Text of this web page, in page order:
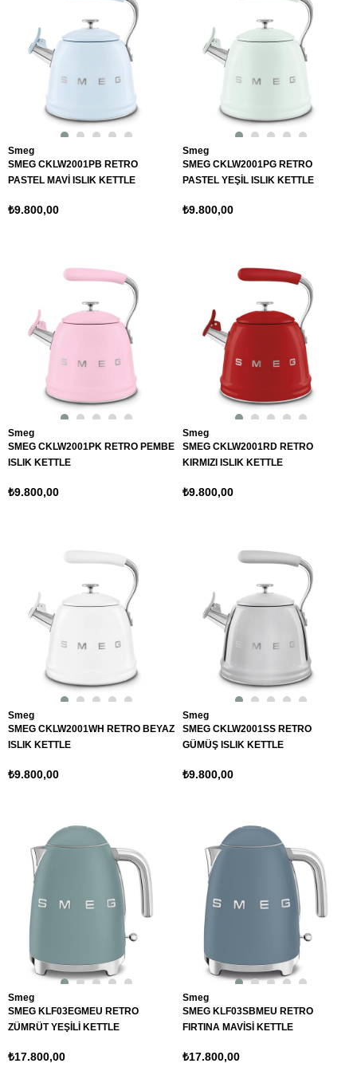
Smeg
SMEG CKLW2001PB RETRO
PASTEL MAVİ ISLIK KETTLE
₺9.800,00
Smeg
SMEG CKLW2001PG RETRO
PASTEL YEŞİL ISLIK KETTLE
₺9.800,00
Smeg
SMEG CKLW2001PK RETRO PEMBE
ISLIK KETTLE
₺9.800,00
Smeg
SMEG CKLW2001RD RETRO
KIRMIZI ISLIK KETTLE
₺9.800,00
Smeg
SMEG CKLW2001WH RETRO BEYAZ
ISLIK KETTLE
₺9.800,00
Smeg
SMEG CKLW2001SS RETRO
GÜMÜŞ ISLIK KETTLE
₺9.800,00
Smeg
SMEG KLF03EGMEU RETRO
ZÜMRÜT YEŞİLİ KETTLE
₺17.800,00
Smeg
SMEG KLF03SBMEU RETRO
FIRTINA MAVİSİ KETTLE
₺17.800,00